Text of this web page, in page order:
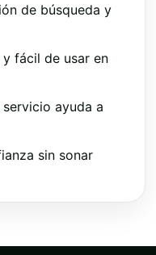
de búsqueda y
fácil de usar en
ayuda a
sin sonar